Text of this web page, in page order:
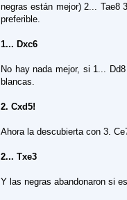
negras están mejor) 2... Tae8
preferible.
1... Dxc6
No hay nada mejor, si 1...
blancas.
2. Cxd5!
Ahora la descubierta con 3.
2... Txe3
Y las negras abandonaron si